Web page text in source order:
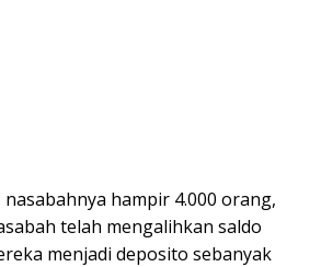
nasabahnya hampir 4.000 orang,
telah mengalihkan saldo
menjadi deposito sebanyak